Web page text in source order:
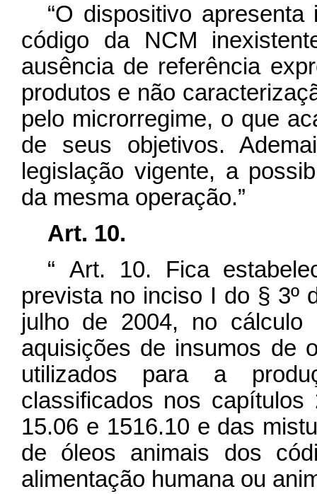
“O dispositivo
código da NCM
ausência de referência
produtos e não
pelo microrregime, o que
de seus objetivos.
legislação vigente, a
da mesma operação.”
Art. 10.
“Art. 10. Fica
prevista no inciso I do § 3º
julho de 2004, no cálculo
aquisições de insumos de
utilizados para a
classificados nos
15.06 e 1516.10 e das
de óleos animais dos
alimentação humana ou